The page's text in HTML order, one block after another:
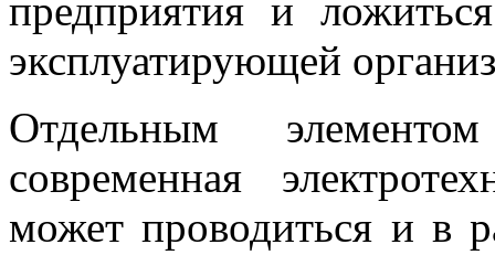
предприятия и
эксплуатирующей
Отдельным
современная
может проводиться и в